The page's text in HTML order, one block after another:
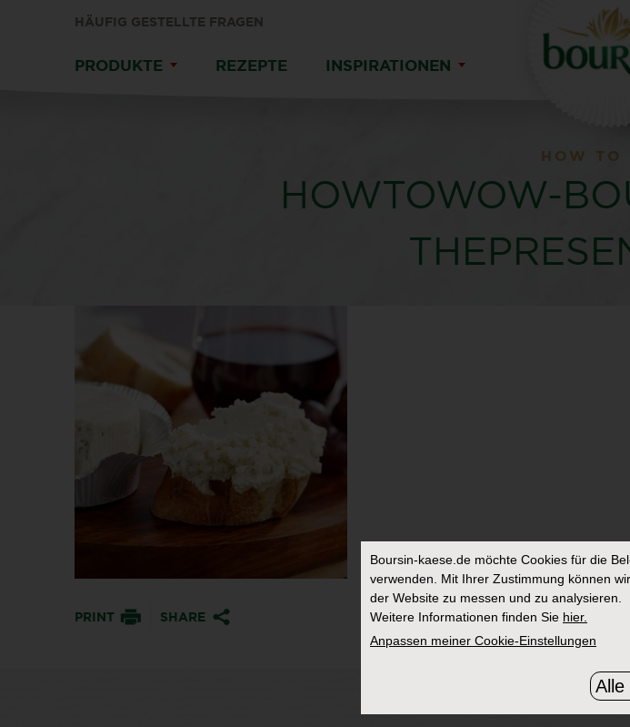
HÄUFIG GESTELLTE FRAGEN
PRODUKTE REZEPTE INSPIRATIONEN
HOW TO
HOWTOWOW-
PRINT SHARE
Boursin-kaese.de möchte Cookies für die
verwenden. Mit Ihrer Zustimmung können
der Website zu messen und zu analysieren.
Weitere Informationen finden Sie hier.
Anpassen meiner Cookie-Einstellungen
Alle